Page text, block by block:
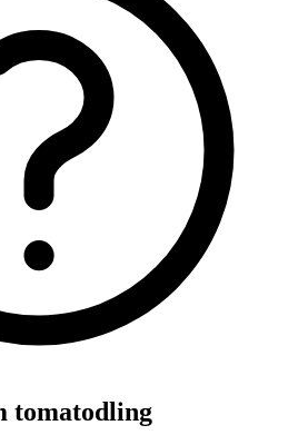
tomatodling